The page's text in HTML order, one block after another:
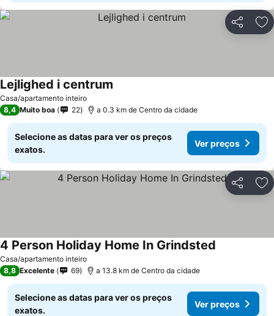
Partilhar
Casa/apartamento inteiro
Lejlighed i centrum
8,4 Muito boa 22 a 0.3 km de Centro da cidade
Selecione as datas para ver os preços
exatos.
Ver preços
Partilhar
Casa/apartamento inteiro
4 Person Holiday Home In Grindsted
8,8 Excelente 69 a 13.8 km de Centro da cidade
Selecione as datas para ver os preços
exatos.
Ver preços